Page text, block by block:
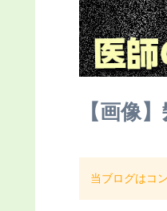
【画像
当ブログはコ